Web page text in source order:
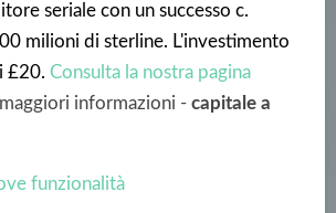
seriale con un successo c.
milioni di sterline. L'investimento
£20. Consulta la nostra pagina
informazioni -capitale a
funzionalità